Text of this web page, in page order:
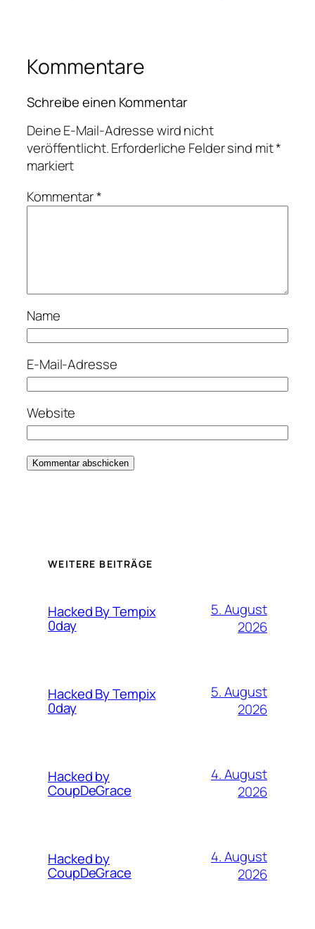
Kommentare
Schreibe einen Kommentar
Deine E-Mail-Adresse wird nicht
veröffentlicht.Erforderliche Felder sind mit*
markiert
Kommentar*
Name
E-Mail-Adresse
Website
WEITERE BEITRÄGE
Hacked By Tempix
0day
5. August
2026
Hacked By Tempix
0day
5. August
2026
Hacked by
CoupDeGrace
4. August
2026
Hacked by
CoupDeGrace
4. August
2026